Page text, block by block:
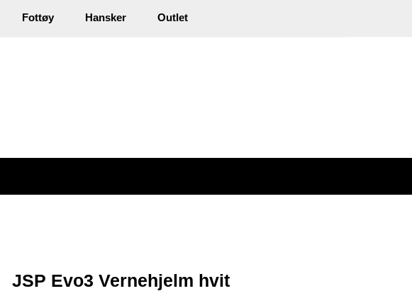
inkl. mva. Min side
Fottøy Hansker Outlet
JSP Evo3 Vernehjelm hvit